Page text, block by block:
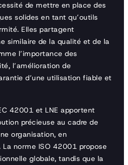
de mettre en place des
solides en tant qu’outils
Elles partagent
similaire de la qualité et de la
l’importance des
l’amélioration de
d’une utilisation fiable et
42001 et LNE apportent
précieuse au cadre de
organisation, en
La norme ISO 42001 propose
globale, tandis que la